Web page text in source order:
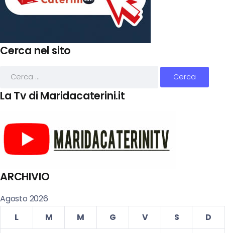
Cerca nel sito
La Tv di Maridacaterini.it
ARCHIVIO
Agosto 2026
L
M M G V S
D